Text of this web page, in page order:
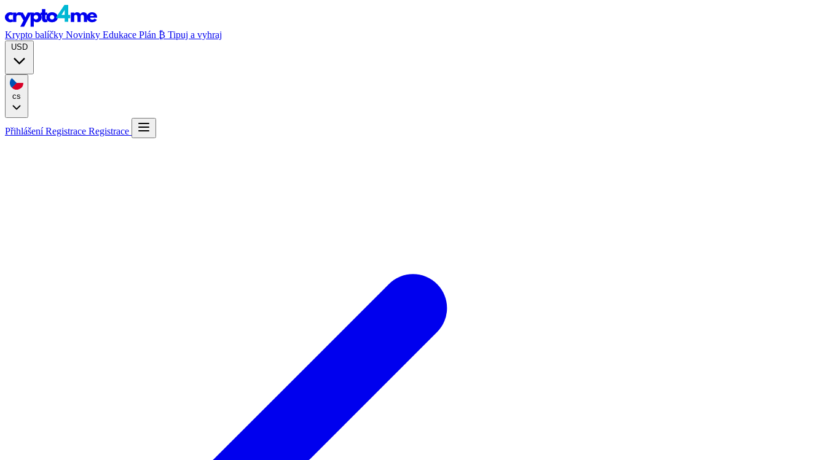
Krypto balíčky Novinky Edukace Plán ₿ Tipuj a vyhraj
PřihlášeníRegistrace Registrace